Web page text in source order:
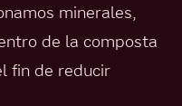
minerales,
de la composta
fin de reducir